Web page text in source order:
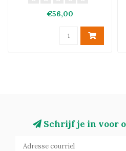
€56,00
Schrijf je in voor